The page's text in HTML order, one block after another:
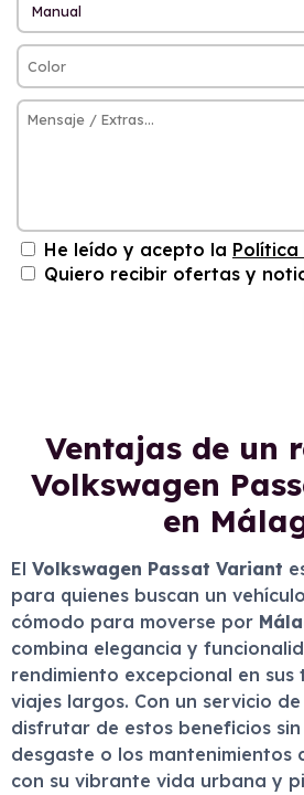
He leído y acepto la Política
Quiero recibir ofertas y
Ventajas de un
Volkswagen
en
El Volkswagen Passat Variant
para quienes buscan un
cómodo para moverse por
combina elegancia y
rendimiento excepcional en
viajes largos. Con un servicio
disfrutar de estos beneficios
desgaste o los mantenimientos
con su vibrante vida urbana y